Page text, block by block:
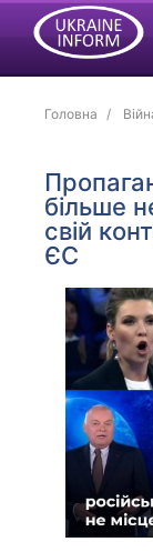
Головна
більше
свій
ЄС